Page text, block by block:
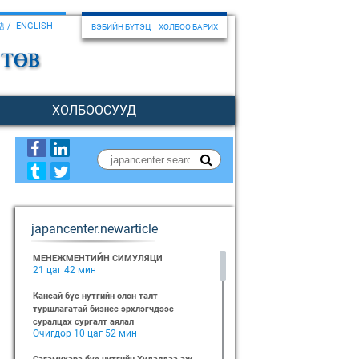
ВЭБИЙН БҮТЭЦ ХОЛБОО БАРИХ
ENGLISH
ХОЛБООСУУД
japancenter.newarticle
МЕНЕЖМЕНТИЙН СИМУЛЯЦИ
21 цаг 42 мин
Кансай бүс нутгийн олон талт
туршлагатай бизнес эрхлэгчдээс
суралцах сургалт аялал
Өчигдөр 10 цаг 52 мин